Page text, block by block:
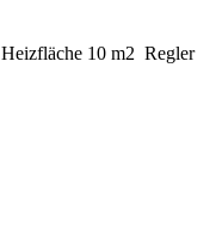
Heizfläche 10 m2 Regler